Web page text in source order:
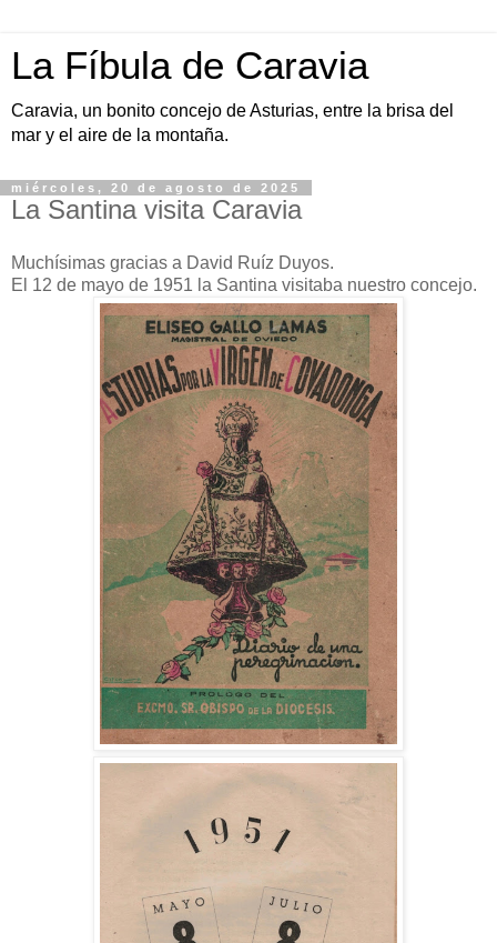
La Fíbula de Caravia
Caravia, un bonito concejo de Asturias, entre la brisa del
mar y el aire de la montaña.
miércoles, 20 de agosto de 2025
La Santina visita Caravia
Muchísimas gracias a David Ruíz Duyos.
El 12 de mayo de 1951 la Santina visitaba nuestro concejo.